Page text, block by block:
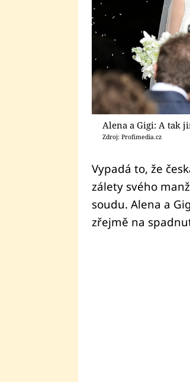
Alena a Gigi: A tak
Zdroj: Profimedia.cz
Vypadá to, že
zálety svého
soudu. Alena a
zřejmě na